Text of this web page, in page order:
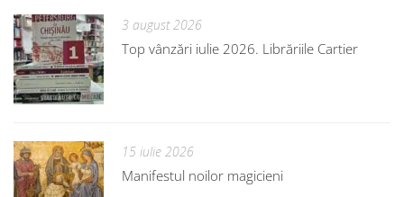
3 august 2026
Top vânzări iulie 2026. Librăriile Cartier
15 iulie 2026
Manifestul noilor magicieni